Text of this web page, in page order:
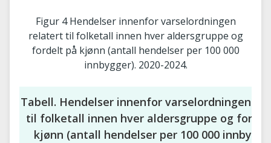
Figur 4 Hendelser innenfor varselordningen
relatert til folketall innen hver aldersgruppe og
fordelt på kjønn (antall hendelser per 100 000
innbygger). 2020-2024.
Tabell. Hendelser innenfor varselordningen
til folketall innen hver aldersgruppe og
kjønn (antall hendelser per 100 000